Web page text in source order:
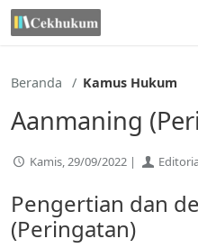
Lewati
ke
Beranda Kamus Hukum
Aanmaning
Kamis, 29/09/2022 |
Pengertian dan
(Peringatan)